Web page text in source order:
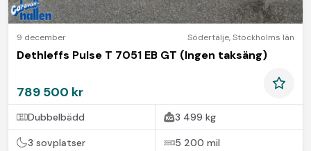
9 december Södertälje,Stockholms län
Dethleffs Pulse T 7051 EB GT (Ingen taksäng)
789 500 kr
Dubbelbädd 3 499 kg
3 sovplatser 5 200 mil